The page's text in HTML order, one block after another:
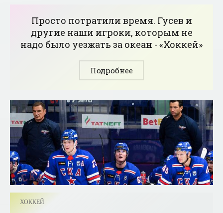
Просто потратили время. Гусев и
другие наши игроки, которым не
надо было уезжать за океан - «Хоккей»
Подробнее
ХОККЕЙ